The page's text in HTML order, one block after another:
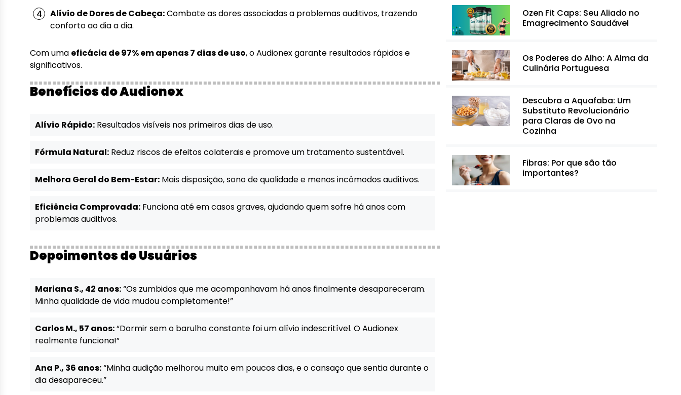
Alívio de Dores de Cabeça:Combate as dores associadas a problemas auditivos, trazendo
conforto ao dia a dia.
Com uma eficácia de 97% em apenas 7 dias de uso, o Audionex garante resultados rápidos e
significativos.
Benefícios do Audionex
Alívio Rápido: Resultados visíveis nos primeiros dias de uso.
Fórmula Natural: Reduz riscos de efeitos colaterais e promove um tratamento sustentável.
Melhora Geral do Bem-Estar: Mais disposição, sono de qualidade e menos incômodos auditivos.
Eficiência Comprovada: Funciona até em casos graves, ajudando quem sofre há anos com
problemas auditivos.
Depoimentos de Usuários
Mariana S., 42 anos:“Os zumbidos que me acompanhavam há anos finalmente desapareceram.
Minha qualidade de vida mudou completamente!”
Carlos M., 57 anos:“Dormir sem o barulho constante foi um alívio indescritível. O Audionex
realmente funciona!”
Ana P., 36 anos:“Minha audição melhorou muito em poucos dias, e o cansaço que sentia durante o
dia desapareceu.”
Ozen Fit Caps: Seu Aliado no
Emagrecimento Saudável
Os Poderes do Alho: A Alma da
Culinária Portuguesa
Descubra a Aquafaba: Um
Substituto Revolucionário
para Claras de Ovo na
Cozinha
Fibras: Por que são tão
importantes?